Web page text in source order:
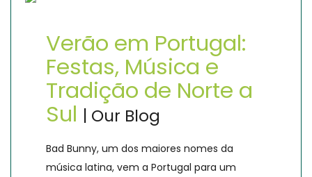
Verão em Portugal:
Festas, Música e
Tradição de Norte a
Sul | Our Blog
Bad Bunny, um dos maiores nomes da
música latina, vem a Portugal para um